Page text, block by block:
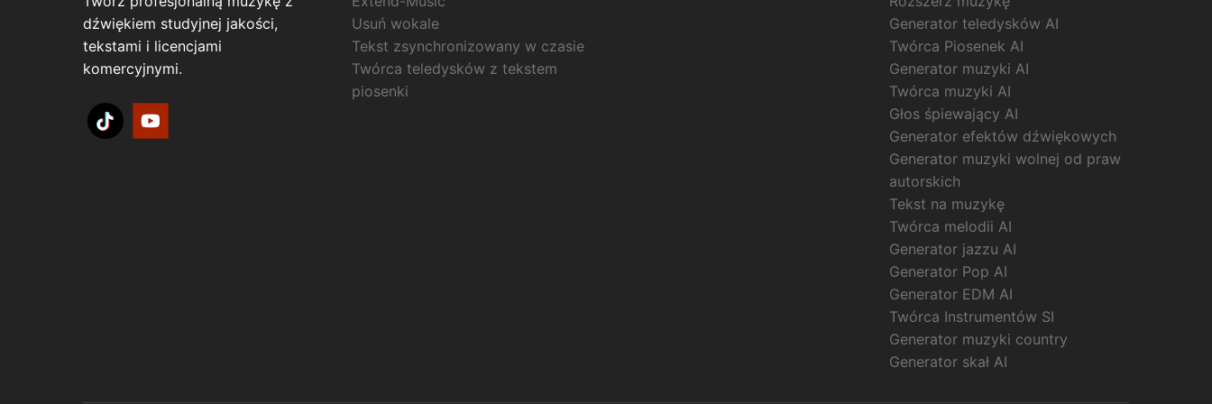
dźwiękiem studyjnej jakości,
tekstami i licencjami
komercyjnymi.
Usuń wokale
Tekst zsynchronizowany w czasie
Twórca teledysków z tekstem
piosenki
Generator teledysków AI
Twórca Piosenek AI
Generator muzyki AI
Twórca muzyki AI
Głos śpiewający AI
Generator efektów dźwiękowych
Generator muzyki wolnej od praw
autorskich
Tekst na muzykę
Twórca melodii AI
Generator jazzu AI
Generator Pop AI
Generator EDM AI
Twórca Instrumentów SI
Generator muzyki country
Generator skał AI